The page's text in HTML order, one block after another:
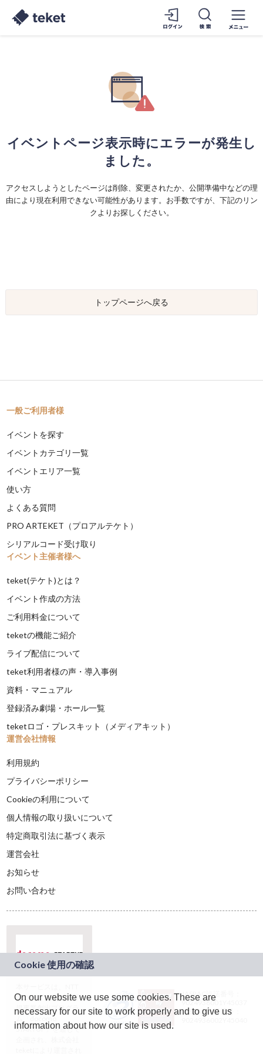
イベントページ表示時にエラーが発生し
ました。
アクセスしようとしたページは削除、変更されたか、公開準備中などの理
由により現在利用できない可能性があります。お手数ですが、下記のリン
クよりお探しください。
トップページへ戻る
一般ご利用者様
イベントを探す
イベントカテゴリ一覧
イベントエリア一覧
使い方
よくある質問
PRO ARTEKET（プロアルテケト）
シリアルコード受け取り
イベント主催者様へ
teket(テケト)とは？
イベント作成の方法
ご利用料金について
teketの機能ご紹介
ライブ配信について
teket利用者様の声・導入事例
資料・マニュアル
登録済み劇場・ホール一覧
teketロゴ・プレスキット（メディアキット）
運営会社情報
利用規約
プライバシーポリシー
Cookieの利用について
個人情報の取り扱いについて
特定商取引法に基づく表示
運営会社
お知らせ
お問い合わせ
ドコモグループの新
規事業創出プログラ
ム「docomo
STARTUP」を通じて
JASRAC許諾番号：
9024936001Y45037
JASRAC許諾番号：
On our website we use some cookies. These are
necessary for our site to work properly and to give us
information about how our site is used.